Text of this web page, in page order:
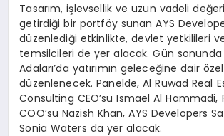
Tasarım, işlevsellik ve uzun vadeli
getirdiği bir portföy sunan AYS
düzenlediği etkinlikte, devlet yetkilileri
temsilcileri de yer alacak. Gün sonunda
Adaları’da yatırımın geleceğine dair
düzenlenecek. Panelde, Al Ruwad Real
Consulting CEO’su Ismael Al Hammadi,
COO’su Nazish Khan, AYS Developers
Sonia Waters da yer alacak.